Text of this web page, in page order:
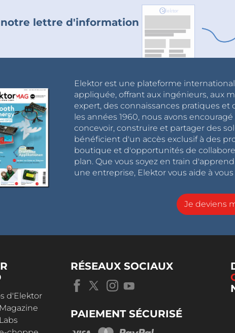
lettre d'information
Elektor est une plateforme
appliquée, offrant aux ingénieurs, aux
expert, des connaissances pratiques
les années 1960, nous avons
concevoir, construire et partager des
bénéficient d'un accès exclusif à des
boutique et d'opportunités de
plan. Que vous soyez en train
une entreprise, Elektor vous aide à
Je deviens
d'Elektor
RÉSEAUX SOCIAUX
PAIEMENT SÉCURISÉ